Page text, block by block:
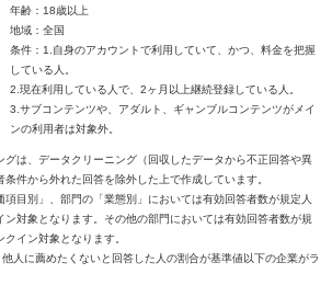
年齢：18歳以上
地域：全国
条件：1.自身のアカウントで利用していて、かつ、料金を把握
している人。
2.現在利用している人で、2ヶ月以上継続登録している人。
3.サブコンテンツや、アダルト、ギャンブルコンテンツがメイ
ンの利用者は対象外。
は、データクリーニング（回収したデータから不正回答や異
件から外れた回答を除外した上で作成しています。
目別」、部門の「業態別」においては有効回答者数が規定人
対象となります。その他の部門においては有効回答者数が規
イン対象となります。
人に薦めたくないと回答した人の割合が基準値以下の企業がラ